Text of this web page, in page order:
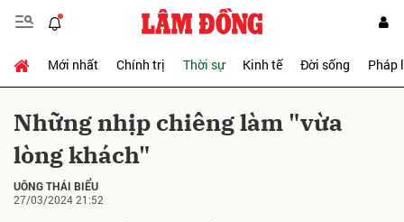
Mới nhất Chính trị Thời sự Kinh tế Đời sống Pháp
Những nhịp chiêng làm "vừa
lòng khách"
UÔNG THÁI BIỂU
27/03/2024 21:52
Gửi bình luận